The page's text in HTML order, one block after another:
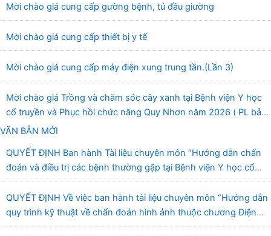
Mời chào giá cung cấp gường bệnh, tủ đầu giường
Mời chào giá cung cấp thiết bị y tế
Mời chào giá cung cấp máy điện xung trung tần.(Lần 3)
Mời chào giá Trồng và chăm sóc cây xanh tại Bệnh viện Y học
cổ truyền và Phục hồi chức năng Quy Nhơn năm 2026 ( PL bản
Danh mục hàng hóa, mẫu báo giá kèm theo)
VĂN BẢN MỚI
QUYẾT ĐỊNH Ban hành Tài liệu chuyên môn “Hướng dẫn chẩn
đoán và điều trị các bệnh thường gặp tại Bệnh viện Y học cổ
truyền và Phục hồi chức năng Quy Nhơn”
QUYẾT ĐỊNH Về việc ban hành tài liệu chuyên môn “Hướng dẫn
quy trình kỹ thuật về chẩn đoán hình ảnh thuộc chương Điện
quang”